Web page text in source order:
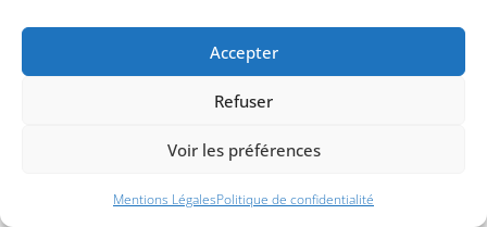
Accepter
Refuser
Voir les préférences
Mentions LégalesPolitique de confidentialité